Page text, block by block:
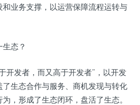
和业务支撑，以运营保障流程运转与
态？
开发者，而又高于开发者”，以开发
生态合作与服务、商机发现与转化
，形成了生态闭环，盘活了生态。